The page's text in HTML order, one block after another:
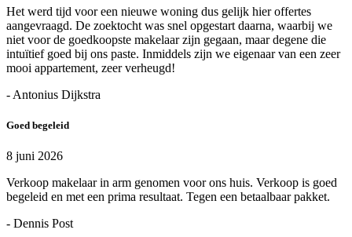
Het werd tijd voor een nieuwe woning dus gelijk hier offertes
aangevraagd. De zoektocht was snel opgestart daarna, waarbij we
niet voor de goedkoopste makelaar zijn gegaan, maar degene die
intuïtief goed bij ons paste. Inmiddels zijn we eigenaar van een zeer
mooi appartement, zeer verheugd!
- Antonius Dijkstra
Goed begeleid
8 juni 2026
Verkoop makelaar in arm genomen voor ons huis. Verkoop is goed
begeleid en met een prima resultaat. Tegen een betaalbaar pakket.
- Dennis Post